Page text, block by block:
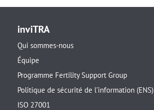
inviTRA
Qui sommes-nous
Équipe
Programme Fertility Support Group
Politique de sécurité de l’information (ENS)
ISO 27001